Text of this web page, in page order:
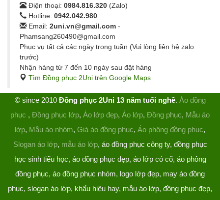
Điện thoại: 0984.816.320 (Zalo)
Hotline: 0942.042.980
Email: 2uni.vn@gmail.com -
Phamsang260490@gmail.com
Phục vụ tất cả các ngày trong tuần (Vui lòng liên hệ zalo
trước)
Nhận hàng từ 7 đến 10 ngày sau đặt hàng
Tìm Đồng phục 2Uni trên Google Maps
© since 2010 Đồng phục 2Uni 13 năm tuổi nghề. Áo đồng
phục , Đồng phục lớp, Áo lớp đẹp, Áo lớp, Đồng phục, Mẫu áo
lớp, Mẫu áo nhóm, Giá áo đồng phục, Áo phông đồng phục,
Slogan áo lớp, mẫu áo lớp, áo đồng phục công ty, đồng phục
học sinh tiểu học, áo đồng phục đẹp, áo lớp có cổ, áo phông
đồng phục, áo đồng phục nhóm, logo lớp đẹp, may áo đồng
phục, slogan áo lớp, khẩu hiệu hay, mẫu áo lớp, đồng phục đẹp,